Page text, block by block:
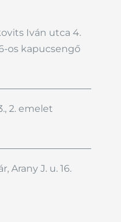
Iván utca 4.
os kapucsengő
2. emelet
Arany J. u. 16.